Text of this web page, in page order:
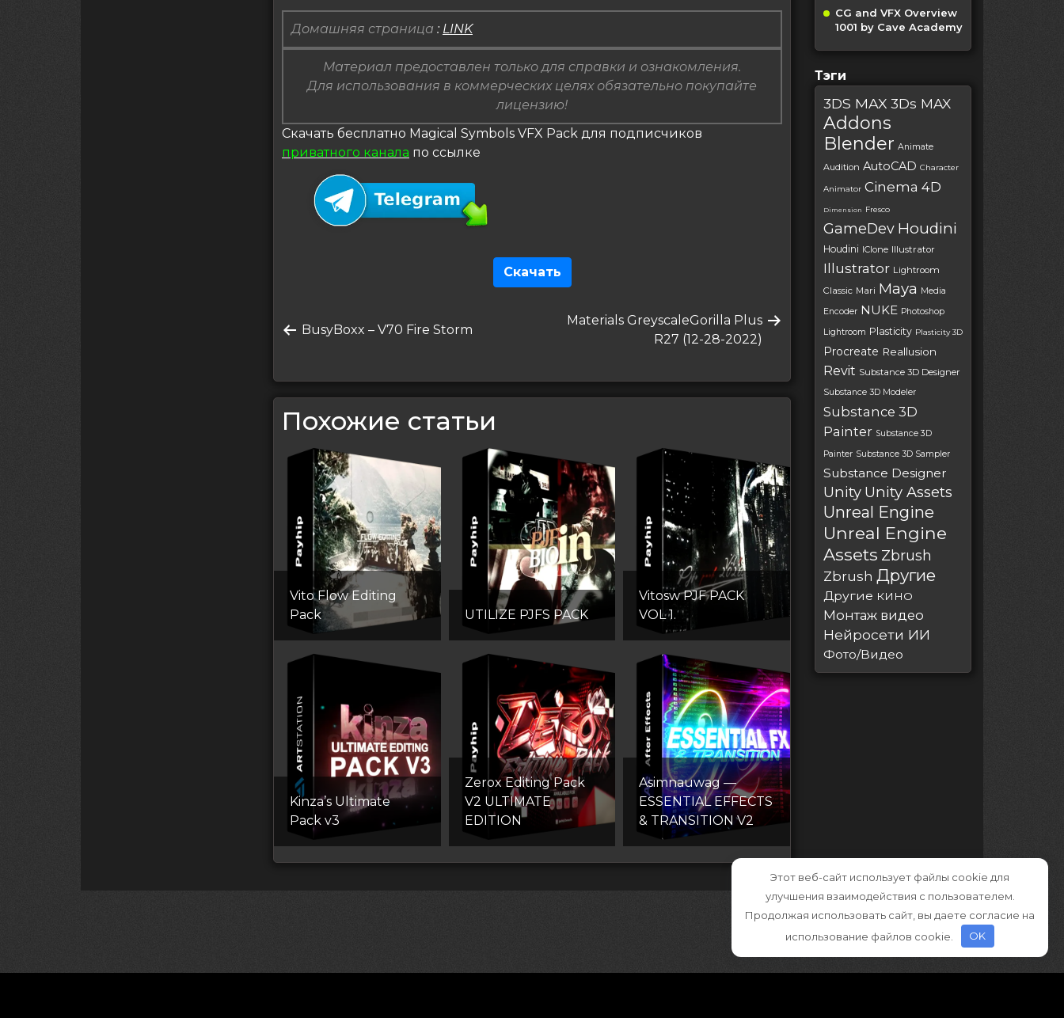
Домашняя страница : LINK
Материал предоставлен только для справки и ознакомления.
Для использования в коммерческих целях обязательно покупайте
лицензию!
Скачать бесплатно Magical Symbols VFX Pack для подписчиков
приватного канала по ссылке
Скачать
поПредыдущая
BusyBoxx – V70 Fire Storm
Следующая
Materials GreyscaleGorilla Plus
R27 (12-28-2022)
Похожие статьи
Vito Flow Editing
Pack
UTILIZE PJFS PACK
Vitosw PJF PACK
VOL 1.
Kinza’s Ultimate
Pack v3
Zerox Editing Pack
V2 ULTIMATE
EDITION
Asimnauwag —
ESSENTIAL EFFECTS
& TRANSITION V2
CG and VFX Overview
1001 by Cave Academy
Тэги
3DS MAX 3Ds MAX
Addons
Blender Animate
Audition AutoCAD Character
Animator Cinema 4D
Dimension Fresco
GameDev Houdini
Houdini IClone Illustrator
Illustrator Lightroom
Classic Mari Maya
Media
Encoder NUKE Photoshop
Lightroom Plasticity Plasticity 3D
Procreate Reallusion
Revit Substance 3D Designer
Substance 3D Modeler
Substance 3D
Painter Substance 3D
Painter Substance 3D Sampler
Substance Designer
Unity Unity Assets
Unreal Engine
Unreal Engine
Assets Zbrush
Zbrush Другие
Другие КИНО
Монтаж видео
Нейросети ИИ
Фото/Видео
Этот веб-сайт использует файлы cookie для
улучшения взаимодействия с пользователем.
Продолжая использовать сайт, вы даете согласие на
использование файлов cookie.
OK